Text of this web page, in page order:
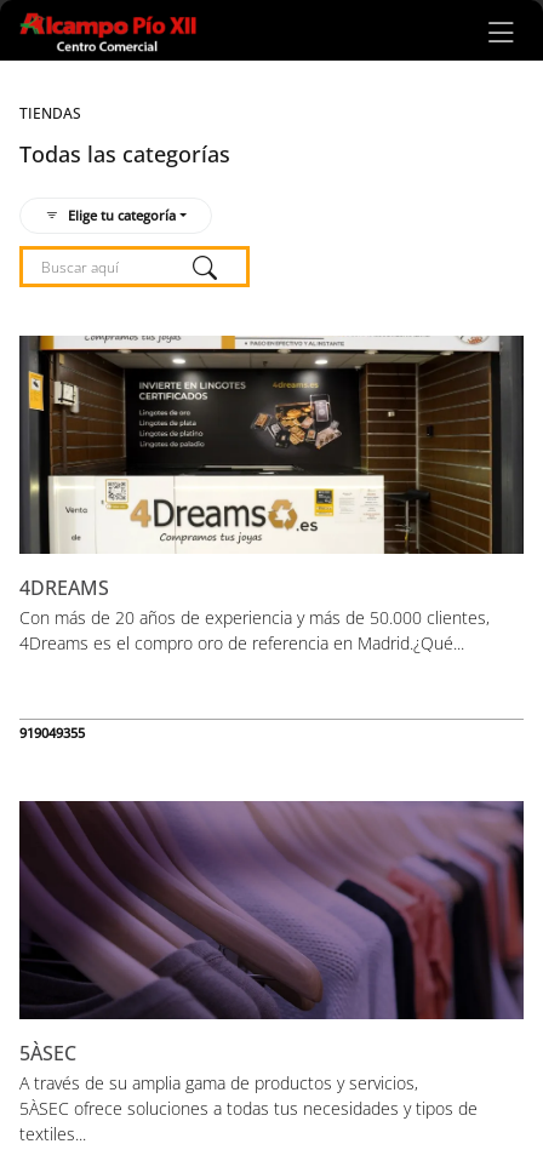
Ir al contenido principal
TIENDAS
Todas las categorías
Elige tu categoría
Listado de locales
4DREAMS
Con más de 20 años de experiencia y más de 50.000 clientes,
4Dreams es el compro oro de referencia en Madrid.¿Qué...
919049355
5ÀSEC
A través de su amplia gama de productos y servicios,
5ÀSEC ofrece soluciones a todas tus necesidades y tipos de
textiles...